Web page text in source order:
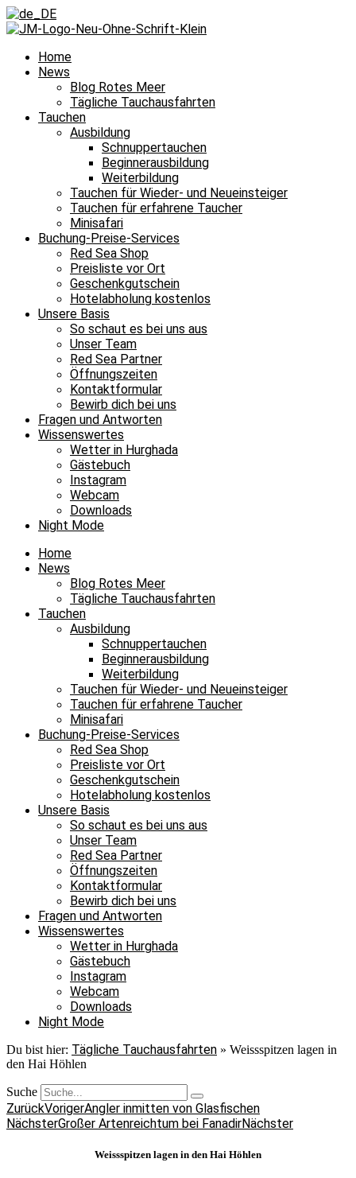
Home
News
Blog Rotes Meer
Tägliche Tauchausfahrten
Tauchen
Ausbildung
Schnuppertauchen
Beginnerausbildung
Weiterbildung
Tauchen für Wieder- und Neueinsteiger
Tauchen für erfahrene Taucher
Minisafari
Buchung-Preise-Services
Red Sea Shop
Preisliste vor Ort
Geschenkgutschein
Hotelabholung kostenlos
Unsere Basis
So schaut es bei uns aus
Unser Team
Red Sea Partner
Öffnungszeiten
Kontaktformular
Bewirb dich bei uns
Fragen und Antworten
Wissenswertes
Wetter in Hurghada
Gästebuch
Instagram
Webcam
Downloads
Night Mode
Home
News
Blog Rotes Meer
Tägliche Tauchausfahrten
Tauchen
Ausbildung
Schnuppertauchen
Beginnerausbildung
Weiterbildung
Tauchen für Wieder- und Neueinsteiger
Tauchen für erfahrene Taucher
Minisafari
Buchung-Preise-Services
Red Sea Shop
Preisliste vor Ort
Geschenkgutschein
Hotelabholung kostenlos
Unsere Basis
So schaut es bei uns aus
Unser Team
Red Sea Partner
Öffnungszeiten
Kontaktformular
Bewirb dich bei uns
Fragen und Antworten
Wissenswertes
Wetter in Hurghada
Gästebuch
Instagram
Webcam
Downloads
Night Mode
Du bist hier: Tägliche Tauchausfahrten » Weissspitzen lagen in
den Hai Höhlen
Suche
ZurückVorigerAngler inmitten von Glasfischen
NächsterGroßer Artenreichtum bei FanadirNächster
Weissspitzen lagen in den Hai Höhlen